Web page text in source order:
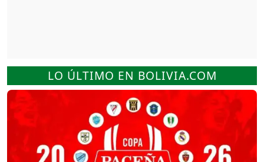
LO ÚLTIMO EN BOLIVIA.COM